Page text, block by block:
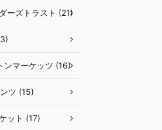
ーズトラスト (21)
ンマーケッツ (16)
ツ (15)
ット (17)